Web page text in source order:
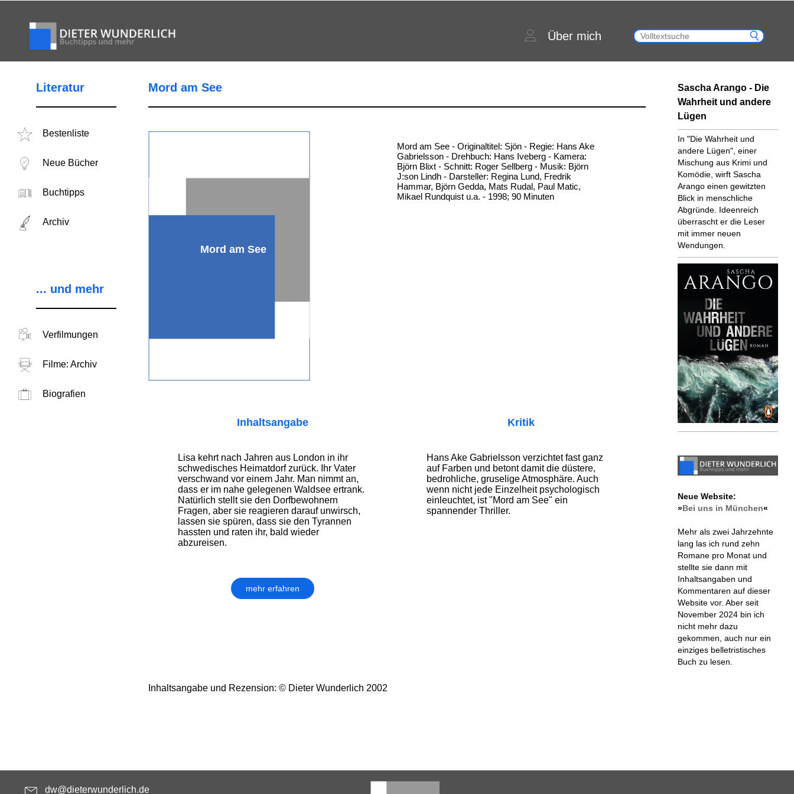
Über mich
Literatur
Bestenliste
Neue Bücher
Buchtipps
Archiv
... und mehr
Verfilmungen
Filme: Archiv
Biografien
Mord am See
Mord am See
Mord am See - Originaltitel: Sjön - Regie: Hans Ake
Gabrielsson - Drehbuch: Hans Iveberg - Kamera:
Björn Blixt - Schnitt: Roger Sellberg - Musik: Björn
J:son Lindh - Darsteller: Regina Lund, Fredrik
Hammar, Björn Gedda, Mats Rudal, Paul Matic,
Mikael Rundquist u.a. - 1998; 90 Minuten
Inhaltsangabe
Lisa kehrt nach Jahren aus London in ihr
schwedisches Heimatdorf zurück. Ihr Vater
verschwand vor einem Jahr. Man nimmt an,
dass er im nahe gelegenen Waldsee ertrank.
Natürlich stellt sie den Dorfbewohnern
Fragen, aber sie reagieren darauf unwirsch,
lassen sie spüren, dass sie den Tyrannen
hassten und raten ihr, bald wieder
abzureisen.
mehr erfahren
Kritik
Hans Ake Gabrielsson verzichtet fast ganz
auf Farben und betont damit die düstere,
bedrohliche, gruselige Atmosphäre. Auch
wenn nicht jede Einzelheit psychologisch
einleuchtet, ist "Mord am See" ein
spannender Thriller.
Inhaltsangabe und Rezension: © Dieter Wunderlich 2002
Sascha Arango - Die
Wahrheit und andere
Lügen
In "Die Wahrheit und
andere Lügen", einer
Mischung aus Krimi und
Komödie, wirft Sascha
Arango einen gewitzten
Blick in menschliche
Abgründe. Ideenreich
überrascht er die Leser
mit immer neuen
Wendungen.
Neue Website:
»Bei uns in München«
Mehr als zwei Jahrzehnte
lang las ich rund zehn
Romane pro Monat und
stellte sie dann mit
Inhaltsangaben und
Kommentaren auf dieser
Website vor. Aber seit
November 2024 bin ich
nicht mehr dazu
gekommen, auch nur ein
einziges belletristisches
Buch zu lesen.
dw@dieterwunderlich.de